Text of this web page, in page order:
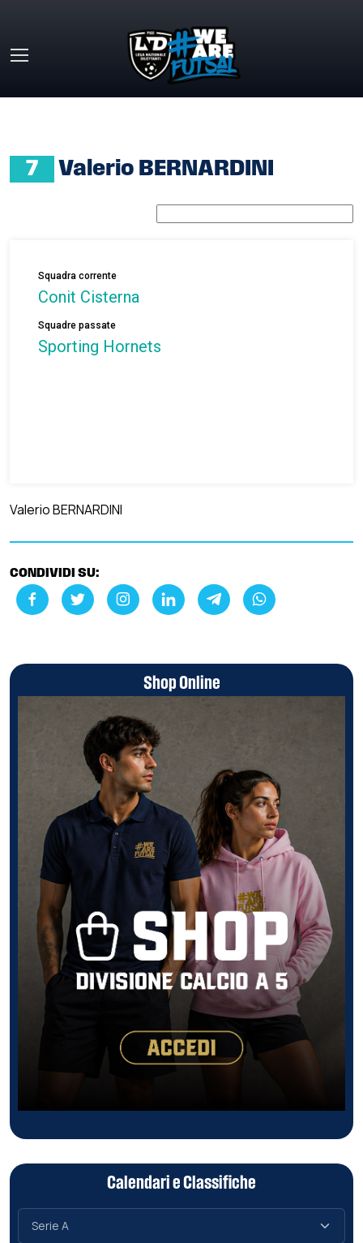
7 Valerio BERNARDINI
Squadra corrente
Conit Cisterna
Squadre passate
Sporting Hornets
Valerio BERNARDINI
CONDIVIDI SU:
Shop Online
Calendari e Classifiche